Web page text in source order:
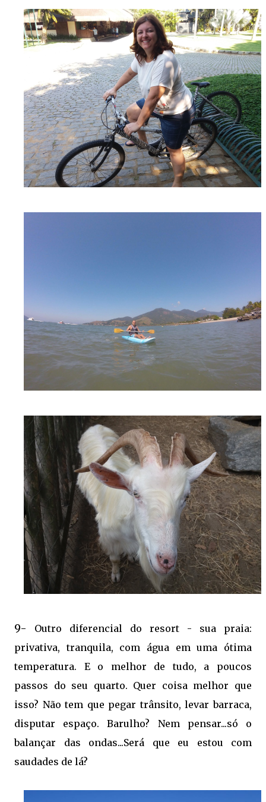
9-
Outro diferencial do resort - sua praia:
privativa, tranquila, com água em uma ótima
temperatura. E o melhor de tudo, a poucos
passos do seu quarto. Quer coisa melhor que
isso? Não tem que pegar trânsito, levar barraca,
disputar espaço. Barulho? Nem pensar...só o
balançar das ondas...Será que eu estou com
saudades de lá?